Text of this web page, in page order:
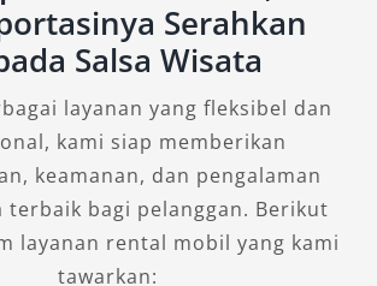
kenyamanan dan kemewahan
transmisi otomatis. Cocok
yang membutuhkan mobil
luar kota, acara keluarga,
jangka panjang dengan
Ultimate CVT
Serahkan
Salsa Wisata
layanan yang fleksibel dan
kami siap memberikan
keamanan, dan pengalaman
terbaik bagi pelanggan. Berikut
layanan rental mobil yang kami
tawarkan: